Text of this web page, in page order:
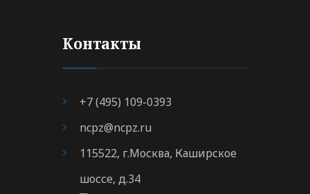
Контакты
+7 (495) 109-0393
ncpz@ncpz.ru
115522, г.Москва, Каширское
шоссе, д.34